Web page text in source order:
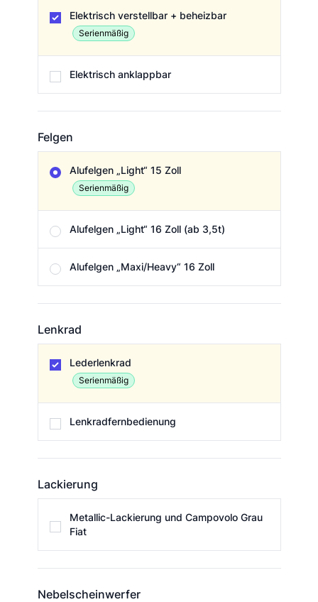
Elektrisch verstellbar + beheizbar
Serienmäßig
Elektrisch anklappbar
Felgen
Alufelgen „Light“ 15 Zoll
Serienmäßig
Alufelgen „Light“ 16 Zoll (ab 3,5t)
Alufelgen „Maxi/Heavy“ 16 Zoll
Lenkrad
Lederlenkrad
Serienmäßig
Lenkradfernbedienung
Lackierung
Metallic-Lackierung und Campovolo Grau
Fiat
Nebelscheinwerfer